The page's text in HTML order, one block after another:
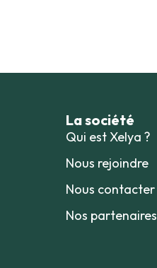
La société
Qui est Xelya ?
Nous rejoindre
Nous contacter
Nos partenaires